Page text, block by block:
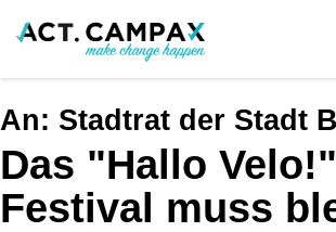
An: Stadtrat der Stadt
Das "Hallo
Festival muss